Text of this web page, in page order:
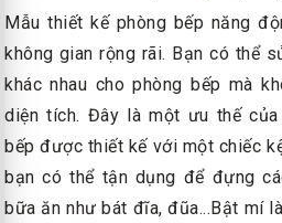
Mẫu thiết kế phòng bếp năng
không gian rộng rãi. Bạn có thể
khác nhau cho phòng bếp mà
diện tích. Đây là một ưu thế
bếp được thiết kế với một chiếc
bạn có thể tận dụng để đựng
bữa ăn như bát đĩa, đũa...Bật mí